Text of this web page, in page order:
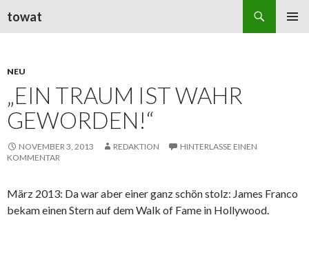
towat
NEU
„EIN TRAUM IST WAHR
GEWORDEN!“
NOVEMBER 3, 2013 REDAKTION
HINTERLASSE EINEN
KOMMENTAR
März 2013: Da war aber einer ganz schön stolz: James Franco
bekam einen Stern auf dem Walk of Fame in Hollywood.